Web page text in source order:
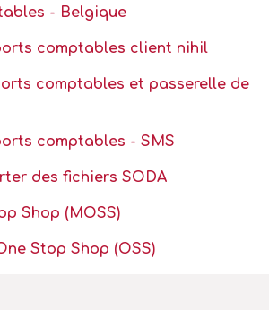
- Belgique
comptables client nihil
comptables et passerelle de
comptables - SMS
des fichiers SODA
Shop (MOSS)
Stop Shop (OSS)